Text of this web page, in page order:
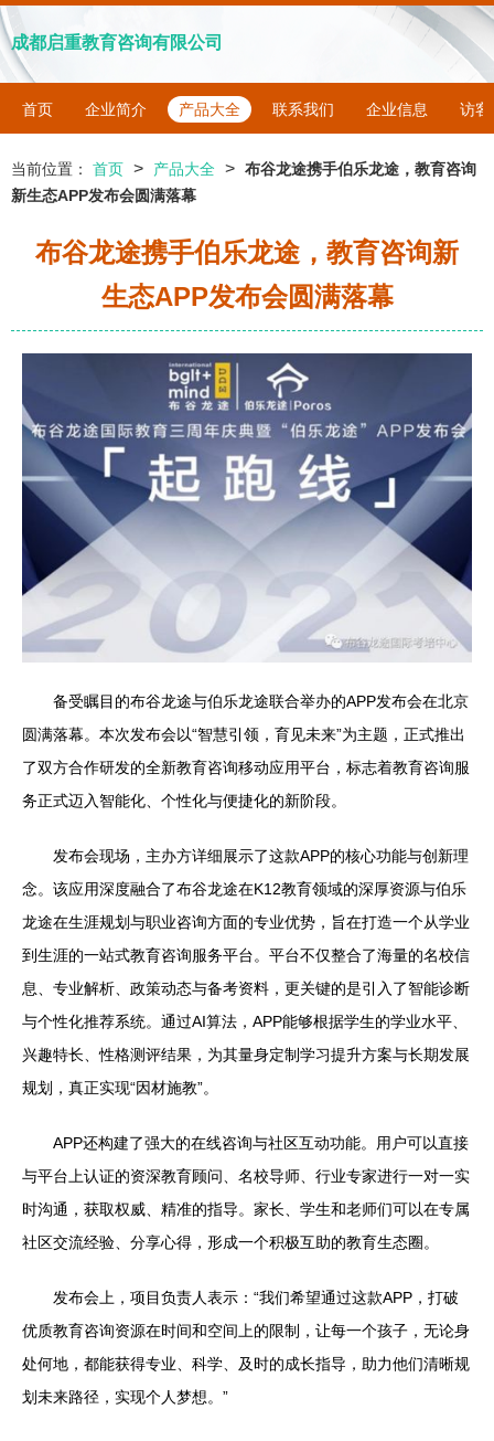
成都启重教育咨询有限公司
首页 企业简介 产品大全 联系我们 企业信息 访客
当前位置： 首页 > 产品大全 > 布谷龙途携手伯乐龙途，教育咨询
新生态APP发布会圆满落幕
布谷龙途携手伯乐龙途，教育咨询新
生态APP发布会圆满落幕
备受瞩目的布谷龙途与伯乐龙途联合举办的APP发布会在北京
圆满落幕。本次发布会以“智慧引领，育见未来”为主题，正式推出
了双方合作研发的全新教育咨询移动应用平台，标志着教育咨询服
务正式迈入智能化、个性化与便捷化的新阶段。
发布会现场，主办方详细展示了这款APP的核心功能与创新理
念。该应用深度融合了布谷龙途在K12教育领域的深厚资源与伯乐
龙途在生涯规划与职业咨询方面的专业优势，旨在打造一个从学业
到生涯的一站式教育咨询服务平台。平台不仅整合了海量的名校信
息、专业解析、政策动态与备考资料，更关键的是引入了智能诊断
与个性化推荐系统。通过AI算法，APP能够根据学生的学业水平、
兴趣特长、性格测评结果，为其量身定制学习提升方案与长期发展
规划，真正实现“因材施教”。
APP还构建了强大的在线咨询与社区互动功能。用户可以直接
与平台上认证的资深教育顾问、名校导师、行业专家进行一对一实
时沟通，获取权威、精准的指导。家长、学生和老师们可以在专属
社区交流经验、分享心得，形成一个积极互助的教育生态圈。
发布会上，项目负责人表示：“我们希望通过这款APP，打破
优质教育咨询资源在时间和空间上的限制，让每一个孩子，无论身
处何地，都能获得专业、科学、及时的成长指导，助力他们清晰规
划未来路径，实现个人梦想。”